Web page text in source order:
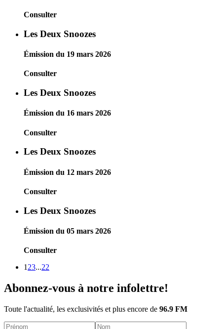
Consulter
Les Deux Snoozes
Émission du 19 mars 2026
Consulter
Les Deux Snoozes
Émission du 16 mars 2026
Consulter
Les Deux Snoozes
Émission du 12 mars 2026
Consulter
Les Deux Snoozes
Émission du 05 mars 2026
Consulter
1 23...22
Abonnez-vous à notre infolettre!
Toute l'actualité, les exclusivités et plus encore de 96.9 FM